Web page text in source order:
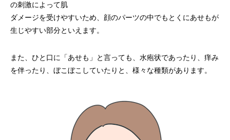
の刺激によって肌
ダメージを受けやすいため、顔のパーツの中でもとくにあせもが
生じやすい部分といえます。
また、ひと口に「あせも」と言っても、水疱状であったり、痒み
を伴ったり、ぼこぼこしていたりと、様々な種類があります。